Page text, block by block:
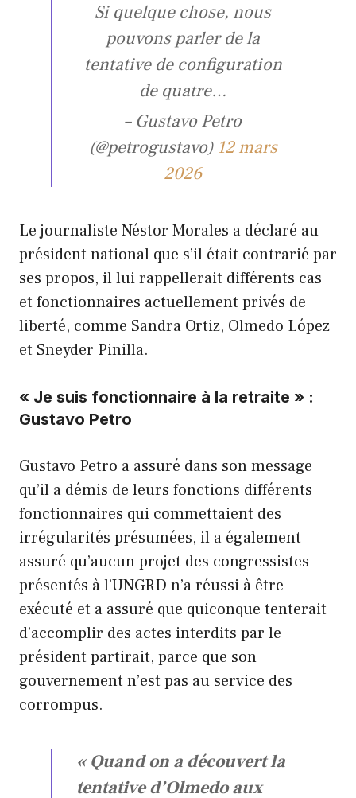
Si quelque chose, nous
pouvons parler de la
tentative de configuration
de quatre…
– Gustavo Petro
(@petrogustavo) 12 mars
2026
Le journaliste Néstor Morales a déclaré au
président national que s’il était contrarié par
ses propos, il lui rappellerait différents cas
et fonctionnaires actuellement privés de
liberté, comme Sandra Ortiz, Olmedo López
et Sneyder Pinilla.
« Je suis fonctionnaire à la retraite » :
Gustavo Petro
Gustavo Petro a assuré dans son message
qu’il a démis de leurs fonctions différents
fonctionnaires qui commettaient des
irrégularités présumées, il a également
assuré qu’aucun projet des congressistes
présentés à l’UNGRD n’a réussi à être
exécuté et a assuré que quiconque tenterait
d’accomplir des actes interdits par le
président partirait, parce que son
gouvernement n’est pas au service des
corrompus.
« Quand on a découvert la
tentative d’Olmedo aux